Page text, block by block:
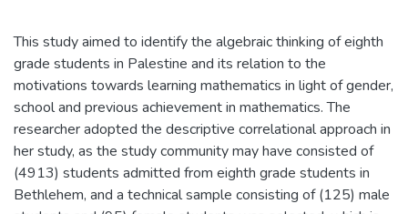
This study aimed to identify the algebraic thinking of eighth
grade students in Palestine and its relation to the
motivations towards learning mathematics in light of gender,
school and previous achievement in mathematics. The
researcher adopted the descriptive correlational approach in
her study, as the study community may have consisted of
(4913) students admitted from eighth grade students in
Bethlehem, and a technical sample consisting of (125) male